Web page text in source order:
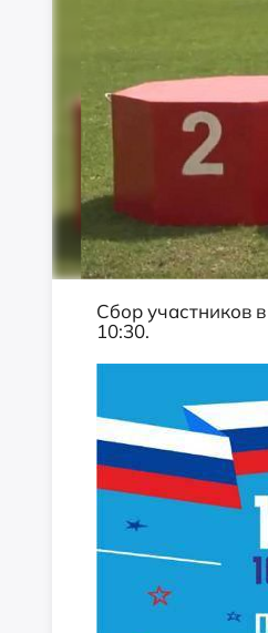
Сбор участников
10:30.